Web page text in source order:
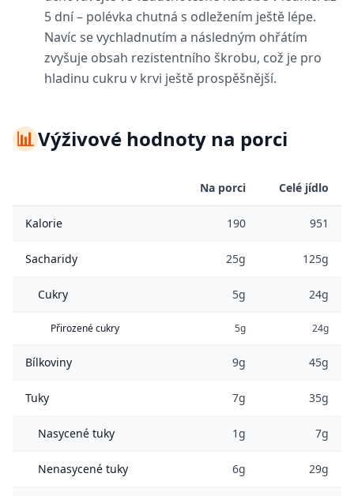
5 dní – polévka chutná s odležením ještě lépe.
Navíc se vychladnutím a následným ohřátím
zvyšuje obsah rezistentního škrobu, což je pro
hladinu cukru v krvi ještě prospěšnější.
📊Výživové hodnoty na porci
Na porci Celé jídlo
Kalorie 190 951
Sacharidy 25g 125g
Cukry 5g 24g
Přirozené cukry 5g 24g
Bílkoviny 9g 45g
Tuky 7g 35g
Nasycené tuky 1g 7g
Nenasycené tuky 6g 29g